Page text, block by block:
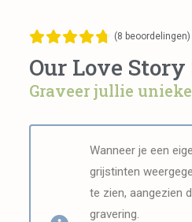
(8 beoordelingen)
Our Love
Graveer jullie
Wanneer je een
grijstinten
te zien, aangezien
gravering.